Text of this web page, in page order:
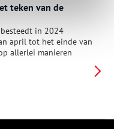
teken van de
in 2024
april tot het einde van
allerlei manieren